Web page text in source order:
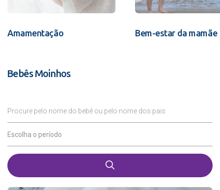
Amamentação Bem-estar da mamãe
Bebês Moinhos
Procure pelo nome do bebê ou pelo nome dos pais
Escolha o período